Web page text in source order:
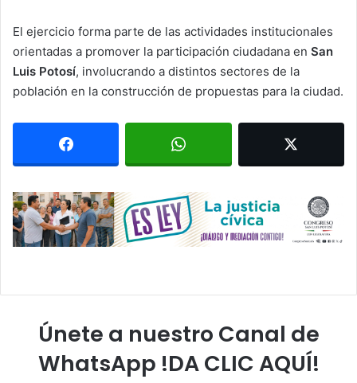
El ejercicio forma parte de las actividades institucionales
orientadas a promover la participación ciudadana en San
Luis Potosí, involucrando a distintos sectores de la
población en la construcción de propuestas para la ciudad.
Únete a nuestro Canal de
WhatsApp !DA CLIC AQUÍ!